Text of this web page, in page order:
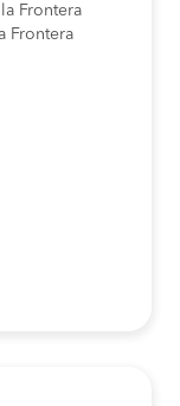
Frontera
Frontera